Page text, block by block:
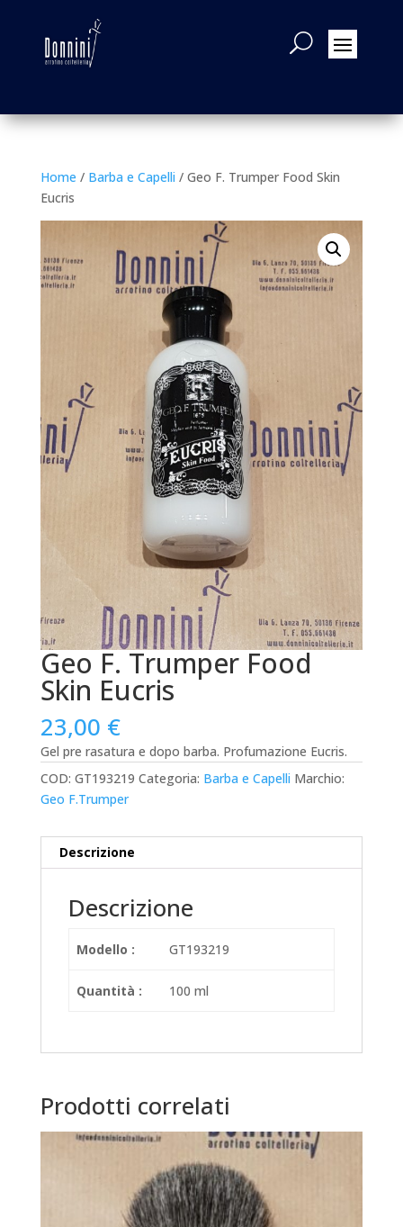
Home / Barba e Capelli / Geo F. Trumper Food Skin
Eucris
Geo F. Trumper Food
Skin Eucris
23,00 €
Gel pre rasatura e dopo barba. Profumazione Eucris.
COD: GT193219 Categoria: Barba e Capelli Marchio:
Geo F.Trumper
Descrizione
Descrizione
Modello : GT193219
Quantità : 100 ml
Prodotti correlati